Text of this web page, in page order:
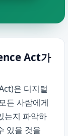
Act가
은 디지털
든 사람에게
는지 파악하
있을 것을